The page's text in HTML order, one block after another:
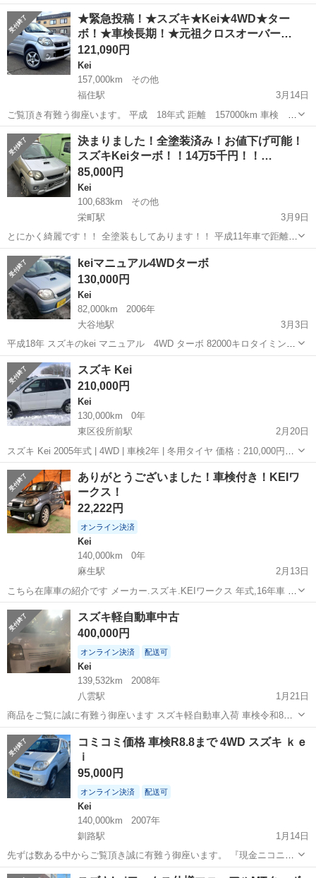
月...10 燃料種別...レギュラー ハンドル...右 ミッション...MT タイヤの
種類...スタッドレ...
北海道 札幌市 札幌駅 Kei ターボ
★緊急投稿！★スズキ★Kei★4WD★ター
ボ！★車検長期！★元祖クロスオーバー…
121,090円
Kei
157,000km
その他
福住駅
3月14日
ご覧頂き有難う御座います。 平成 18年式 距離 157000km 車検 令
和9年4月 クロスオーバー4WDの元祖！ スズキ Kei（ケイ）で御座い
ます。 箱型で豪華な軽1BOXが隆盛を極める中、...
北海道 札幌市 福住駅 4WD
決まりました！全塗装済み！お値下げ可能！
スズキKeiターボ！！14万5千円！！…
85,000円
Kei
100,683km
その他
栄町駅
3月9日
とにかく綺麗です！！ 全塗装もしてあります！！ 平成11年車で距離数
が100000万キロチョイ！！ルーフラック付き！！ まだまだ走れます
よ！！ ターボ四駆！！オススメです！！
北海道 札幌市 ターボ
keiマニュアル4WDターボ
130,000円
Kei
82,000km
2006年
大谷地駅
3月3日
平成18年 スズキのkei マニュアル 4WD ターボ 82000キロタイミング
チェーン 車検切れてます。 車検２年付きはプラス5万円ですが 光軸サ
イスリで車検行けるかと(簡単な補修は出てくるかもですが) 札幌ナン
バーの...
北海道 札幌市 大谷地駅
スズキ Kei
210,000円
Kei
130,000km
0年
東区役所前駅
2月20日
スズキ Kei 2005年式 | 4WD | 車検2年 | 冬用タイヤ 価格：210,000円
4WD – 車検2年付き 冬用タイヤ装着済み 状態良好 エンジンとトラン
スミッションはスムーズ 内装良好 納車可能
北海道 札幌市 東区役所前駅 Kei エンジン
ありがとうございました！車検付き！KEIワ
ークス！
22,222円
オンライン決済
Kei
140,000km
0年
麻生駅
2月13日
こちら在庫車の紹介です メーカー.スズキ.KEIワークス 年式,16年車 車
検.9年5月まで 距離.14万キロ 駆動式.4WD ミッション.MT セールスポ
イント！ 車検長期！ 人気のワークス！ 社外エアクリ！ ワークス...
北海道 札幌市 麻生駅 Kei
スズキ軽自動車中古
400,000円
オンライン決済 配送可
Kei
139,532km
2008年
八雲駅
1月21日
商品をご覧に誠に有難う御座います スズキ軽自動車入荷 車検令和8年
12月16日まで 車名：スズキ 初年検査年月平成20年8月 走る曲がる止ま
る問題はありません 現車確認大歓迎 現金支払い希望です 宜しくお願
い致します🙇‍♀️
北海道 二海郡 Kei 軽自動車
コミコミ価格 車検R8.8まで 4WD スズキ ｋｅ
ｉ
95,000円
オンライン決済 配送可
Kei
140,000km
2007年
釧路駅
1月14日
先ずは数ある中からご覧頂き誠に有難う御座います。 『現金ニコニコ
払いも大歓迎』 人気の スズキ ケイになります！！ 内装かなり綺麗な
北海道 釧路市 釧路駅 Kei エンジン